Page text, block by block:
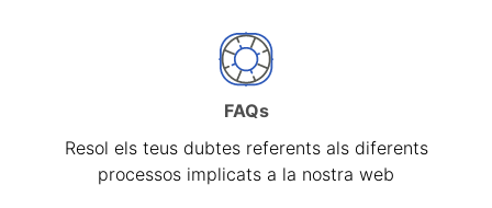
FAQs
Resol els teus dubtes referents als diferents
processos implicats a la nostra web